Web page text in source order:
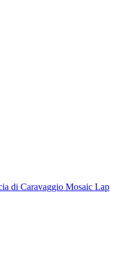
di Caravaggio Mosaic Lap